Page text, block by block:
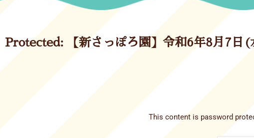
Protected: 【新さっぽろ園】令和6年8月7日(
This content is password